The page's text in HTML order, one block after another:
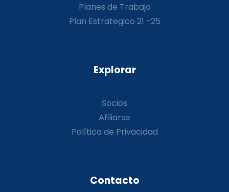
Planes de Trabajo
Plan Estrategico 21 -25
Explorar
Socios
Afiliarse
Política de Privacidad
Contacto